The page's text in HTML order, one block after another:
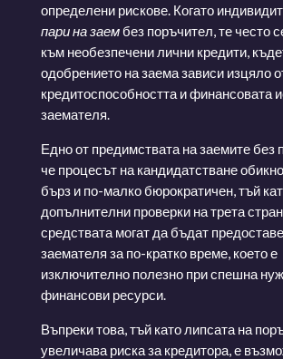
определени рискове. Когато
пари на заембез поръчител, те често
към необезпечени лични кредити,
одобрението на заема зависи изцяло
кредитоспособността и финансовата
заемателя.
Едно от предимствата на заемите без
че процесът на кандидатстване
бърз и по-малко бюрократичен, тъй
допълнителни проверки на трета
средствата могат да бъдат
заемателя за по-кратко време, което е
изключително полезно при спешна
финансови ресурси.
Въпреки това, тъй като липсата на
увеличава риска за кредитора, е